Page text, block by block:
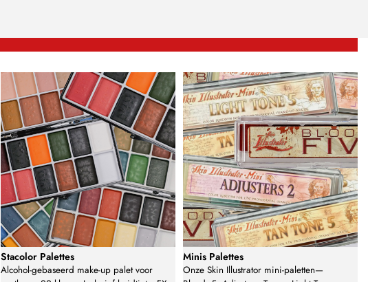
Stacolor Palettes
Alcohol-gebaseerd make-up palet voor
Minis Palettes
Onze Skin Illustrator mini-paletten—